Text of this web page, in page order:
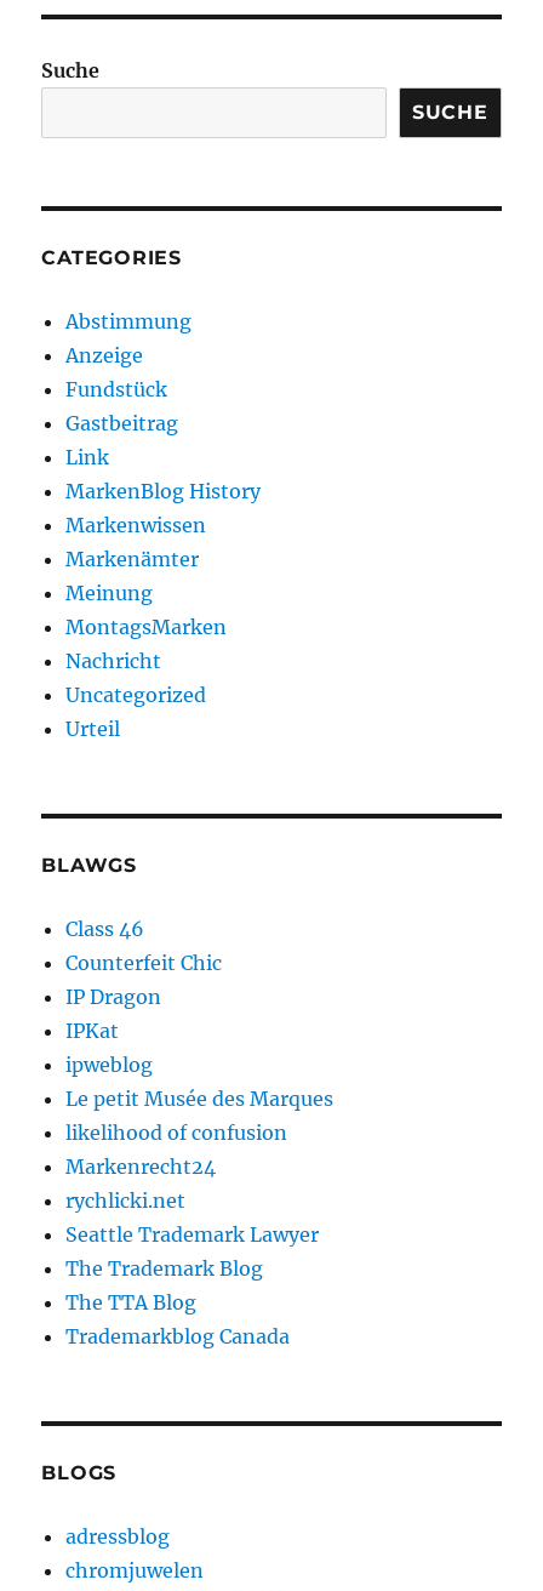
Suche
SUCHE
CATEGORIES
Abstimmung
Anzeige
Fundstück
Gastbeitrag
Link
MarkenBlog History
Markenwissen
Markenämter
Meinung
MontagsMarken
Nachricht
Uncategorized
Urteil
BLAWGS
Class 46
Counterfeit Chic
IP Dragon
IPKat
ipweblog
Le petit Musée des Marques
likelihood of confusion
Markenrecht24
rychlicki.net
Seattle Trademark Lawyer
The Trademark Blog
The TTA Blog
Trademarkblog Canada
BLOGS
adressblog
chromjuwelen